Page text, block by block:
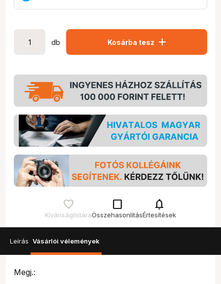
db Kosárba tesz add
Kívánságlistára
check_box_outline_blank
Összehasonlítás
notifications
Értesítések
Leírás Vásárlói vélemények
Megj.: